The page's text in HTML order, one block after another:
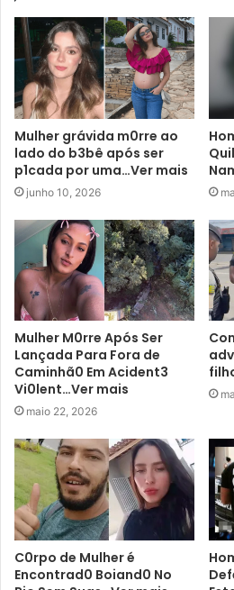
Mulher grávida m0rre ao
lado do b3bê após ser
p1cada por uma…Ver mais
junho 10, 2026
Mulher M0rre Após Ser
Lançada Para Fora de
Caminhã0 Em Acident3
Vi0lent…Ver mais
maio 22, 2026
C0rpo de Mulher é
Encontrad0 Boiand0 No